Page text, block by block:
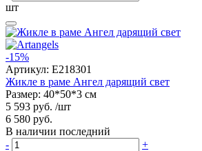
шт
-15%
Артикул: E218301
Жикле в раме Ангел дарящий свет
Размер: 40*50*3 см
5 593 руб. /шт
6 580 руб.
В наличии последний
-
+